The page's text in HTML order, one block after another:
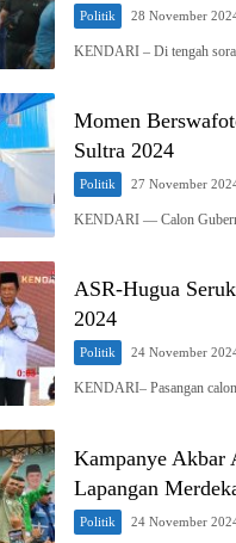
Politik 28 November
KENDARI – Di tengah
Momen
Sultra 2024
Politik 27 November
KENDARI — Calon
ASR-Hugua
2024
Politik 24 November
KENDARI– Pasangan
Kampanye Akbar
Lapangan
Politik 24 November